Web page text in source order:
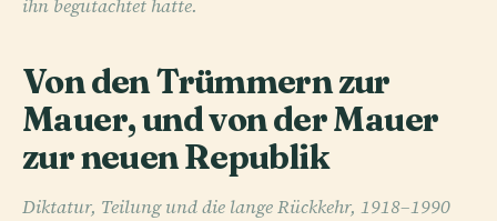
ihn begutachtet hatte.
Von den Trümmern zur
Mauer, und von der Mauer
zur neuen Republik
Diktatur, Teilung und die lange Rückkehr, 1918–1990